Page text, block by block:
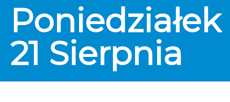
Poniedziałek
21 Sierpnia